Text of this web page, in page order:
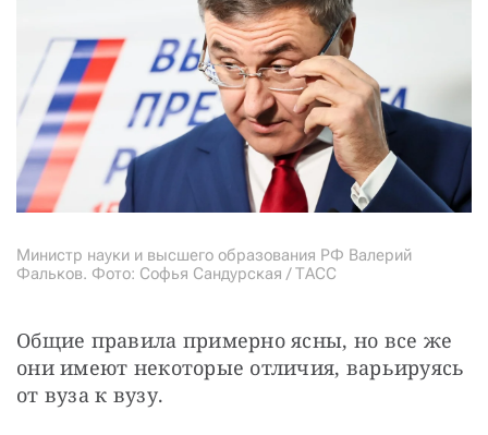
Министр науки и высшего образования РФ Валерий
Фальков. Фото: Софья Сандурская / ТАСС
Общие правила примерно ясны, но все же
они имеют некоторые отличия, варьируясь
от вуза к вузу.